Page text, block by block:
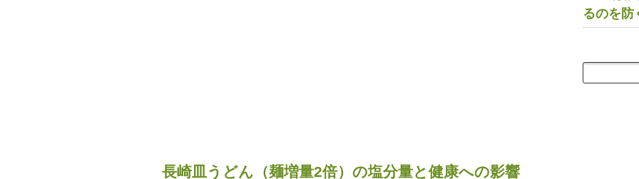
長崎皿うどん（麺増量2倍）の塩分量と健康への影響
るのを防